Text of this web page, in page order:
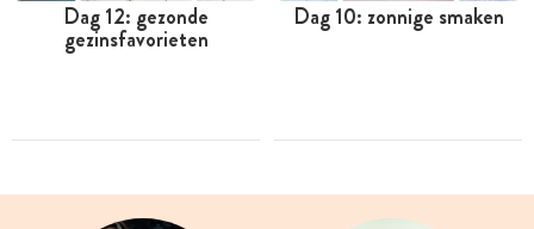
Dag 12: gezonde
gezinsfavorieten
Dag 10: zonnige smaken